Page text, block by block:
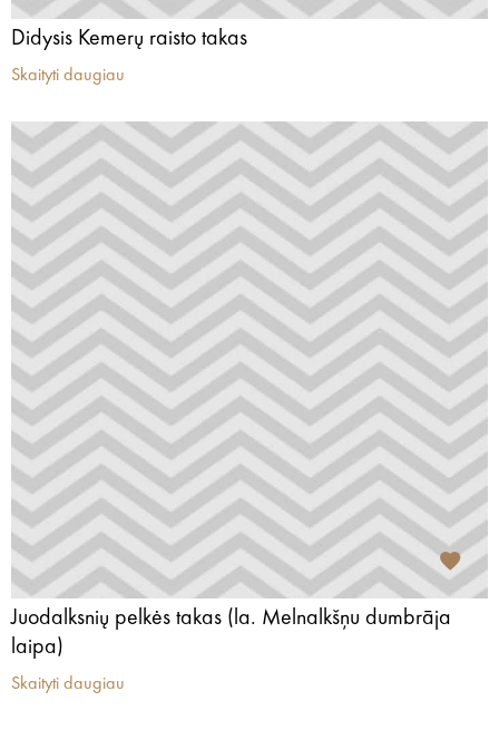
Didysis Kemerų raisto takas
Skaityti daugiau
Juodalksnių pelkės takas (la. Melnalkšņu dumbrāja
laipa)
Skaityti daugiau